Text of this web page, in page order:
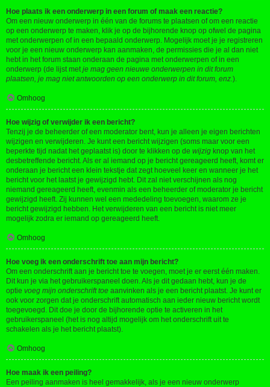
Hoe plaats ik een onderwerp in een forum of maak een reactie?
Om een nieuw onderwerp in één van de forums te plaatsen of om een reactie
op een onderwerp te maken, klik je op de bijhorende knop op ofwel de pagina
met onderwerpen of in een bepaald onderwerp. Mogelijk moet je je registreren
voor je een nieuw onderwerp kan aanmaken, de permissies die je al dan niet
hebt in het forum staan onderaan de pagina met onderwerpen of in een
onderwerp (de lijst metje mag geen nieuwe onderwerpen in dit forum
plaatsen, je mag niet antwoorden op een onderwerp in dit forum, enz.).
Omhoog
Hoe wijzig of verwijder ik een bericht?
Tenzij je de beheerder of een moderator bent, kun je alleen je eigen berichten
wijzigen en verwijderen. Je kunt een bericht wijzigen (soms maar voor een
beperkte tijd nadat het geplaatst is) door te klikken op de wijzig knop van het
desbetreffende bericht. Als er al iemand op je bericht gereageerd heeft, komt er
onderaan je bericht een klein tekstje dat zegt hoeveel keer en wanneer je het
bericht voor het laatst je gewijzigd hebt. Dit zal niet verschijnen als nog
niemand gereageerd heeft, evenmin als een beheerder of moderator je bericht
gewijzigd heeft. Zij kunnen wel een mededeling toevoegen, waarom ze je
bericht gewijzigd hebben. Het verwijderen van een bericht is niet meer
mogelijk zodra er iemand op gereageerd heeft.
Omhoog
Hoe voeg ik een onderschrift toe aan mijn bericht?
Om een onderschrift aan je bericht toe te voegen, moet je er eerst één maken.
Dit kun je via het gebruikerspaneel doen. Als je dit gedaan hebt, kun je de
optie voeg mijn onderschrift toe aanvinken als je een bericht plaatst. Je kunt er
ook voor zorgen dat je onderschrift automatisch aan ieder nieuw bericht wordt
toegevoegd. Dit doe je door de bijhorende optie te activeren in het
gebruikerspaneel (het is nog altijd mogelijk om het onderschrift uit te
schakelen als je het bericht plaatst).
Omhoog
Hoe maak ik een peiling?
Een peiling aanmaken is heel gemakkelijk, als je een nieuw onderwerp